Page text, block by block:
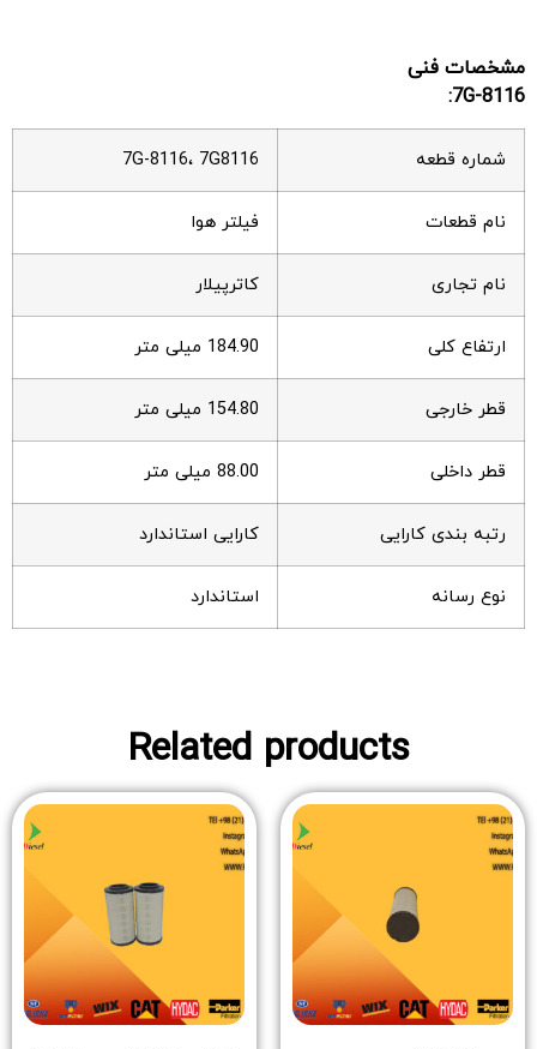
مشخصات فنی
7G-8116:
شماره قطعه 7G-8116، 7G8116
نام قطعات فیلتر هوا
نام تجاری کاترپیلار
ارتفاع کلی 184.90 میلی متر
قطر خارجی 154.80 میلی متر
قطر داخلی 88.00 میلی متر
رتبه بندی کارایی کارایی استاندارد
نوع رسانه استاندارد
Related products